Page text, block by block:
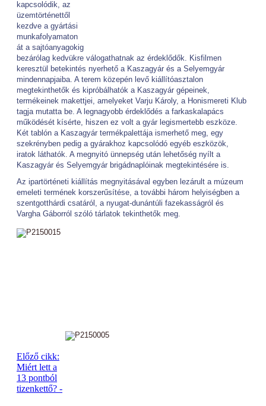
kapcsolódik, az
üzemtörténettől
kezdve a gyártási
munkafolyamaton
át a sajtóanyagokig
bezárólag kedvükre válogathatnak az érdeklődők. Kisfilmen
keresztül betekintés nyerhető a Kaszagyár és a Selyemgyár
mindennapjaiba. A terem közepén levő kiállítóasztalon
megtekinthetők és kipróbálhatók a Kaszagyár gépeinek,
termékeinek makettjei, amelyeket Varju Károly, a Honismereti Klub
tagja mutatta be. A legnagyobb érdeklődés a farkaskalapács
működését kísérte, hiszen ez volt a gyár legismertebb eszköze.
Két tablón a Kaszagyár termékpalettája ismerhető meg, egy
szekrényben pedig a gyárakhoz kapcsolódó egyéb eszközök,
iratok láthatók. A megnyitó ünnepség után lehetőség nyílt a
Kaszagyár és Selyemgyár brigádnaplóinak megtekintésére is.
Az ipartörténeti kiállítás megnyitásával egyben lezárult a múzeum
emeleti termének korszerűsítése, a további három helyiségben a
szentgotthárdi csatáról, a nyugat-dunántúli fazekasságról és
Vargha Gáborról szóló tárlatok tekinthetők meg.
Előző cikk:
Miért lett a
13 pontból
tizenkettő? -